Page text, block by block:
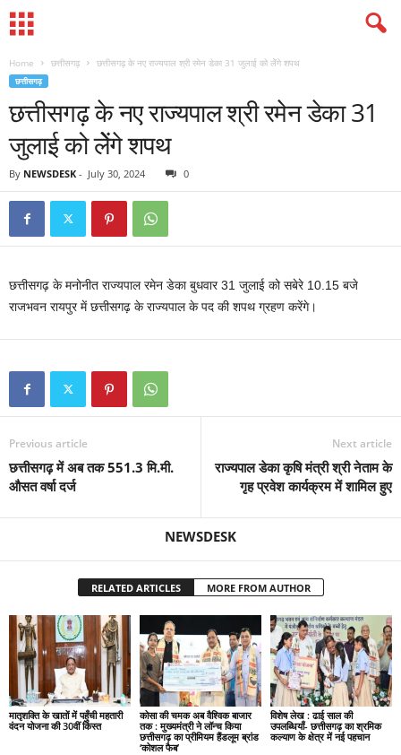
Home छत्तीसगढ़ छत्तीसगढ़ के नए राज्यपाल श्री रमेन डेका 31 जुलाई को लेेंगे शपथ
छत्तीसगढ़
छत्तीसगढ़ के नए राज्यपाल श्री रमेन डेका 31
जुलाई को लेेंगे शपथ
By NEWSDESK - July 30, 2024 0
छत्तीसगढ़ के मनोनीत राज्यपाल रमेन डेका बुधवार 31 जुलाई को सबेरे 10.15 बजे
राजभवन रायपुर में छत्तीसगढ़ के राज्यपाल के पद की शपथ ग्रहण करेंगे।
Previous article
छत्तीसगढ़ में अब तक 551.3 मि.मी.
औसत वर्षा दर्ज
Next article
राज्यपाल डेका कृषि मंत्री श्री नेताम के
गृह प्रवेश कार्यक्रम में शामिल हुए
NEWSDESK
RELATED ARTICLES MORE FROM AUTHOR
मातृशक्ति के खातों में पहुँची महतारी
वंदन योजना की 30वीं किस्त
कोसा की चमक अब वैश्विक बाजार
तक : मुख्यमंत्री ने लॉन्च किया
छत्तीसगढ़ का प्रीमियम हैंडलूम ब्रांड
‘कोशल फैब’
विशेष लेख : ढाई साल की
उपलब्धियाँ- छत्तीसगढ़ का श्रमिक
कल्याण के क्षेत्र में नई पहचान